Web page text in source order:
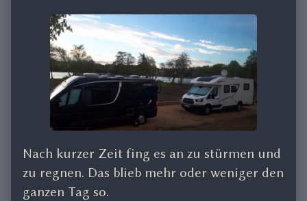
Nach kurzer Zeit fing es an zu stürmen und
zu regnen. Das blieb mehr oder weniger den
ganzen Tag so.